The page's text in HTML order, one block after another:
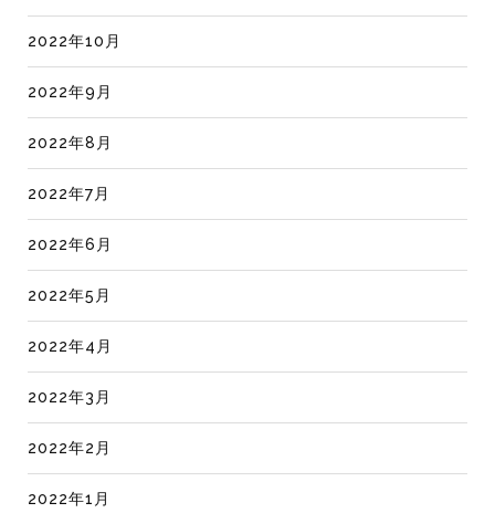
2022年10月
2022年9月
2022年8月
2022年7月
2022年6月
2022年5月
2022年4月
2022年3月
2022年2月
2022年1月